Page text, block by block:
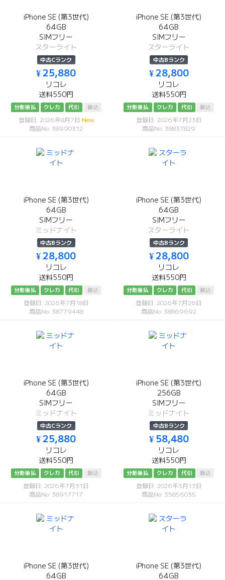
iPhone SE (第3世代)
64GB
SIMフリー
スターライト
中古Cランク
¥ 25,880
リコレ
送料550円
分割後払 クレカ 代引 振込
登録日: 2026年8月7日 New
商品No: 38990312
iPhone SE (第3世代)
64GB
SIMフリー
スターライト
中古Bランク
¥ 28,800
リコレ
送料550円
分割後払 クレカ 代引 振込
登録日: 2026年7月23日
商品No: 38837829
iPhone SE (第3世代)
64GB
SIMフリー
ミッドナイト
中古Bランク
¥ 28,800
リコレ
送料550円
分割後払 クレカ 代引 振込
登録日: 2026年7月18日
商品No: 38779448
iPhone SE (第3世代)
64GB
SIMフリー
スターライト
中古Bランク
¥ 28,800
リコレ
送料550円
分割後払 クレカ 代引 振込
登録日: 2026年7月26日
商品No: 38869692
iPhone SE (第3世代)
64GB
SIMフリー
ミッドナイト
中古Cランク
¥ 25,880
リコレ
送料550円
分割後払 クレカ 代引 振込
登録日: 2026年7月31日
商品No: 38917717
iPhone SE (第3世代)
256GB
SIMフリー
ミッドナイト
中古Bランク
¥ 58,480
リコレ
送料550円
分割後払 クレカ 代引 振込
登録日: 2026年3月13日
商品No: 35856035
iPhone SE (第3世代)
64GB
iPhone SE (第3世代)
64GB